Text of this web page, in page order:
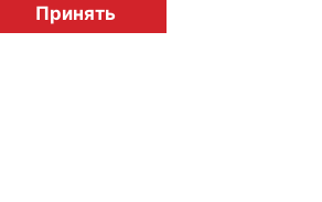
2009-2026 12+
Принять